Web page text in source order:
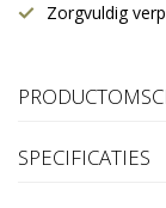
Zorgvuldig
SPECIFICATIES